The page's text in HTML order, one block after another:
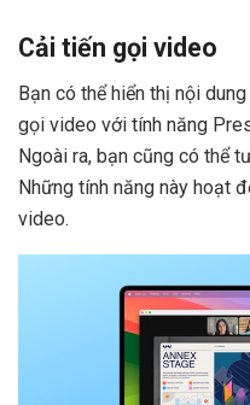
Cải tiến gọi video
Bạn có thể hiển thị nội
gọi video với tính năng
Ngoài ra, bạn cũng có thể
Những tính năng này hoạt
video.